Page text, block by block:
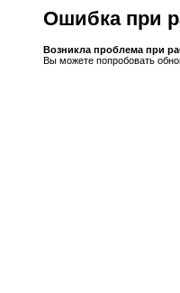
Ошибка при
Возникла проблема при
Вы можете попробовать